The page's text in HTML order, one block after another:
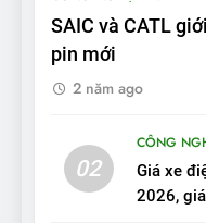
10
SAIC và CATL
pin mới
2 năm ago
02
CÔNG
Giá xe
2026,